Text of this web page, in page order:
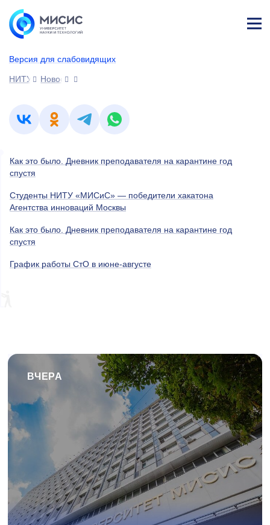
Версия для слабовидящих
НИТУ МИСИС
Новости
Как это было. Дневник преподавателя на карантине год
спустя
Студенты НИТУ «МИСиС» — победители хакатона
Агентства инноваций Москвы
Как это было. Дневник преподавателя на карантине год
спустя
График работы СтО в июне-августе
ВЧЕРА